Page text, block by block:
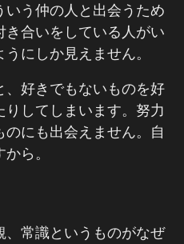
いう仲の人と出会うため
き合いをしている人がい
にしか見えません。
、好きでもないものを好
りしてしまいます。努力
にも出会えません。自
ら。
常識というものがなぜ